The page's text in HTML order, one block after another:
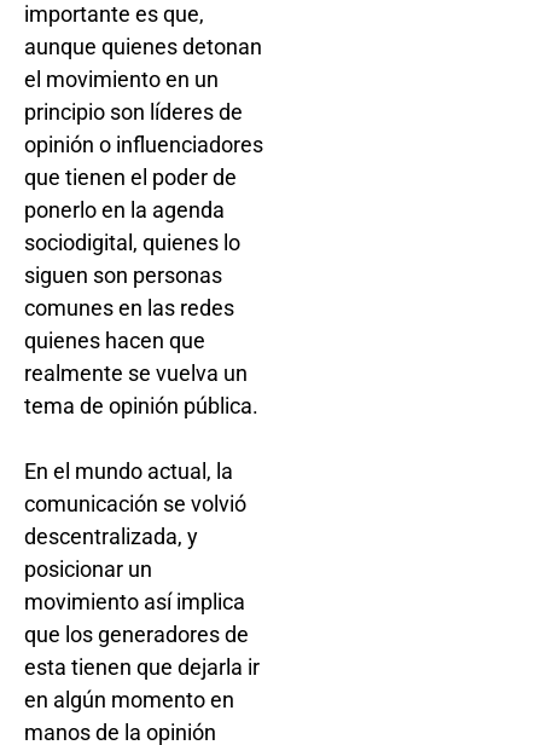
importante es que,
aunque quienes detonan
el movimiento en un
principio son líderes de
opinión o influenciadores
que tienen el poder de
ponerlo en la agenda
sociodigital, quienes lo
siguen son personas
comunes en las redes
quienes hacen que
realmente se vuelva un
tema de opinión pública.
En el mundo actual, la
comunicación se volvió
descentralizada, y
posicionar un
movimiento así implica
que los generadores de
esta tienen que dejarla ir
en algún momento en
manos de la opinión